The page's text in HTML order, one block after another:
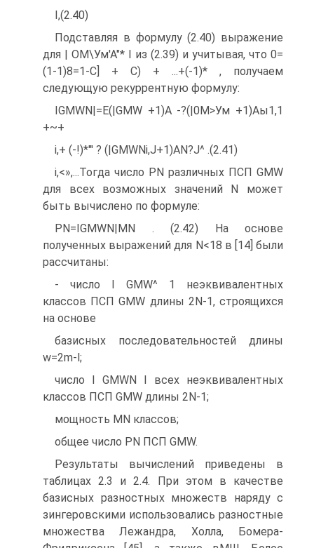
I,(2.40)
Подставляя в формулу (2.40) выражение
для | ОМ\Ум'А"* I из (2.39) и учитывая, что 0=
(1-1)8=1-С] + С) + ...+(-1)* , получаем
следующую рекуррентную формулу:
ІGMWN|=E(|GMW +1)А -?(|0М>Ум +1)Аы1,1
+~+
i,+ (-!)*"' ? (|GMWNi,J+1)AN?J^ .(2.41)
i,<»,...Тогда число PN различных ПСП GMW
для всех возможных значений N может
быть вычислено по формуле:
PN=IGMWN|MN . (2.42) На основе
полученных выражений для N<18 в [14] были
рассчитаны:
- число I GMW^ 1 неэквивалентных
классов ПСП GMW длины 2N-1, строящихся
на основе
базисных последовательностей длины
w=2m-l;
число I GMWN I всех неэквивалентных
классов ПСП GMW длины 2N-1;
мощность MN классов;
общее число PN ПСП GMW.
Результаты вычислений приведены в
таблицах 2.3 и 2.4. При этом в качестве
базисных разностных множеств наряду с
зингеровскими использовались разностные
множества Лежандра, Холла, Бомера-